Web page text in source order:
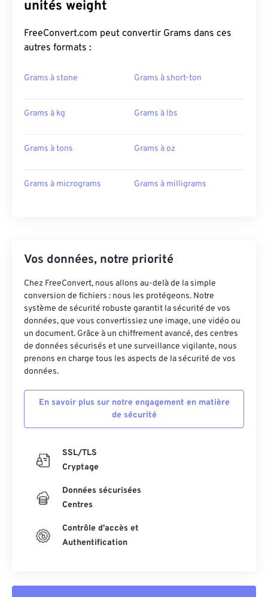
unités weight
FreeConvert.com peut convertir Grams dans ces
autres formats :
Grams à stone Grams à short-ton
Grams à kg Grams à lbs
Grams à tons Grams à oz
Grams à micrograms Grams à milligrams
Vos données, notre priorité
Chez FreeConvert, nous allons au-delà de la simple
conversion de fichiers : nous les protégeons. Notre
système de sécurité robuste garantit la sécurité de vos
données, que vous convertissiez une image, une vidéo ou
un document. Grâce à un chiffrement avancé, des centres
de données sécurisés et une surveillance vigilante, nous
prenons en charge tous les aspects de la sécurité de vos
données.
En savoir plus sur notre engagement en matière
de sécurité
SSL/TLS
Cryptage
Données sécurisées
Centres
Contrôle d'accès et
Authentification